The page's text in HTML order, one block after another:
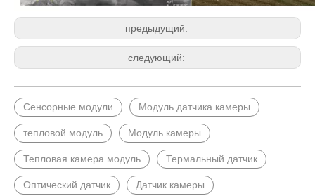
предыдущий:
следующий:
Сенсорные модули Модуль датчика камеры
тепловой модуль Модуль камеры
Тепловая камера модуль Термальный датчик
Оптический датчик Датчик камеры